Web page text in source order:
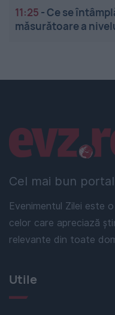
11:25 -Ce se
măsurătoare a
Cel mai bun
Evenimentul Zilei este
celor care apreciază
relevante din toate
Linkuri utile
Utile